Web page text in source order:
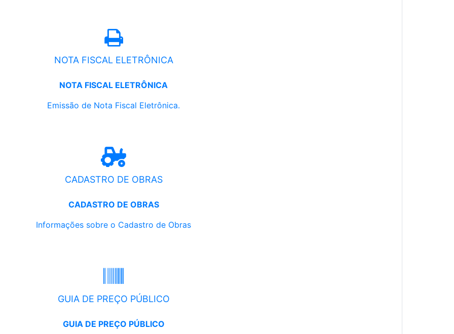
NOTA FISCAL ELETRÔNICA
NOTA FISCAL ELETRÔNICA
Emissão de Nota Fiscal Eletrônica.
CADASTRO DE OBRAS
CADASTRO DE OBRAS
Informações sobre o Cadastro de Obras
GUIA DE PREÇO PÚBLICO
GUIA DE PREÇO PÚBLICO